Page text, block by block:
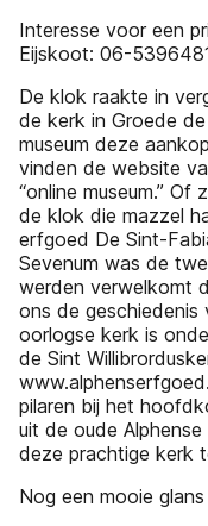
Interesse voor een
Eijskoot: 06-
De klok raakte in
de kerk in Groede
museum deze
vinden de website
“online museum.”
de klok die mazzel
erfgoed De Sint-
Sevenum was de
werden verwelkomt
ons de geschiedenis
oorlogse kerk is
de Sint
pilaren bij het
uit de oude
deze prachtige kerk
Nog een mooie